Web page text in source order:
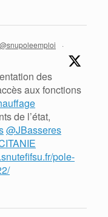
@snupoleemploi
·
des
aux fonctions
de l’état,
@JBasseres
pole-